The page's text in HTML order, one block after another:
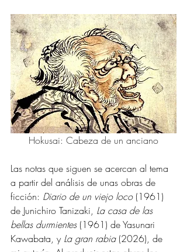
Hokusai: Cabeza de un anciano
Las notas que siguen se acercan al tema
a partir del análisis de unas obras de
ficción: Diario de un viejo loco (1961)
de Junichiro Tanizaki, La casa de las
bellas durmientes (1961) de Yasunari
Kawabata, y La gran rabia (2026), de